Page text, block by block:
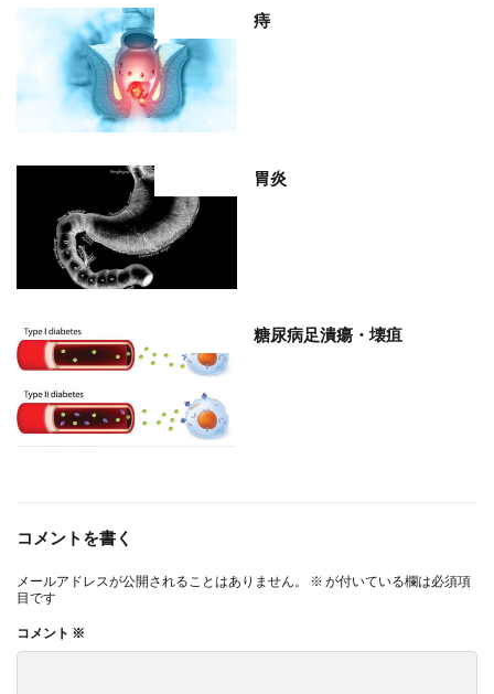
痔
胃炎
糖尿病足潰瘍・壊疽
コメントを書く
メールアドレスが公開されることはありません。 ※ が付いている欄は必須項
目です
コメント ※